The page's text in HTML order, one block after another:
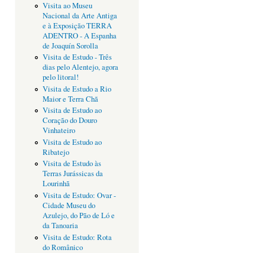
Visita ao Museu
Nacional da Arte Antiga
e à Exposição TERRA
ADENTRO - A Espanha
de Joaquín Sorolla
Visita de Estudo - Três
dias pelo Alentejo, agora
pelo litoral!
Visita de Estudo a Rio
Maior e Terra Chã
Visita de Estudo ao
Coração do Douro
Vinhateiro
Visita de Estudo ao
Ribatejo
Visita de Estudo às
Terras Jurássicas da
Lourinhã
Visita de Estudo: Ovar -
Cidade Museu do
Azulejo, do Pão de Ló e
da Tanoaria
Visita de Estudo: Rota
do Românico